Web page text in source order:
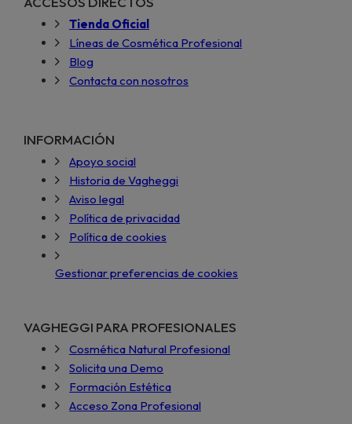
Tienda Oficial
Líneas de Cosmética Profesional
Blog
Contacta con nosotros
INFORMACIÓN
Apoyo social
Historia de Vagheggi
Aviso legal
Política de privacidad
Política de cookies
Gestionar preferencias de cookies
VAGHEGGI PARA PROFESIONALES
Cosmética Natural Profesional
Solicita una Demo
Formación Estética
Acceso Zona Profesional